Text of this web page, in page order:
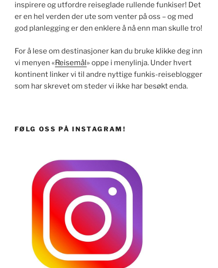
inspirere og utfordre reiseglade rullende funkiser! Det
er en hel verden der ute som venter på oss – og med
god planlegging er den enklere å nå enn man skulle tro!
For å lese om destinasjoner kan du bruke klikke deg inn
vi menyen «Reisemål» oppe i menylinja. Under hvert
kontinent linker vi til andre nyttige funkis-reiseblogger
som har skrevet om steder vi ikke har besøkt enda.
FØLG OSS PÅ INSTAGRAM!